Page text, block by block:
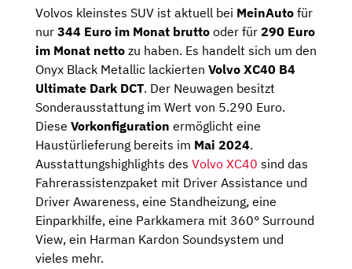
Volvos kleinstes SUV ist aktuell bei MeinAuto für
nur 344 Euro im Monat brutto oder für 290 Euro
im Monat netto zu haben. Es handelt sich um den
Onyx Black Metallic lackierten Volvo XC40 B4
Ultimate Dark DCT. Der Neuwagen besitzt
Sonderausstattung im Wert von 5.290 Euro.
Diese Vorkonfiguration ermöglicht eine
Haustürlieferung bereits im Mai 2024.
Ausstattungshighlights des Volvo XC40 sind das
Fahrerassistenzpaket mit Driver Assistance und
Driver Awareness, eine Standheizung, eine
Einparkhilfe, eine Parkkamera mit 360° Surround
View, ein Harman Kardon Soundsystem und
vieles mehr.